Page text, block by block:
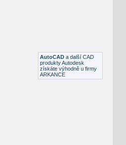
AutoCAD a další CAD
produkty Autodesk
získáte výhodně u firmy
ARKANCE